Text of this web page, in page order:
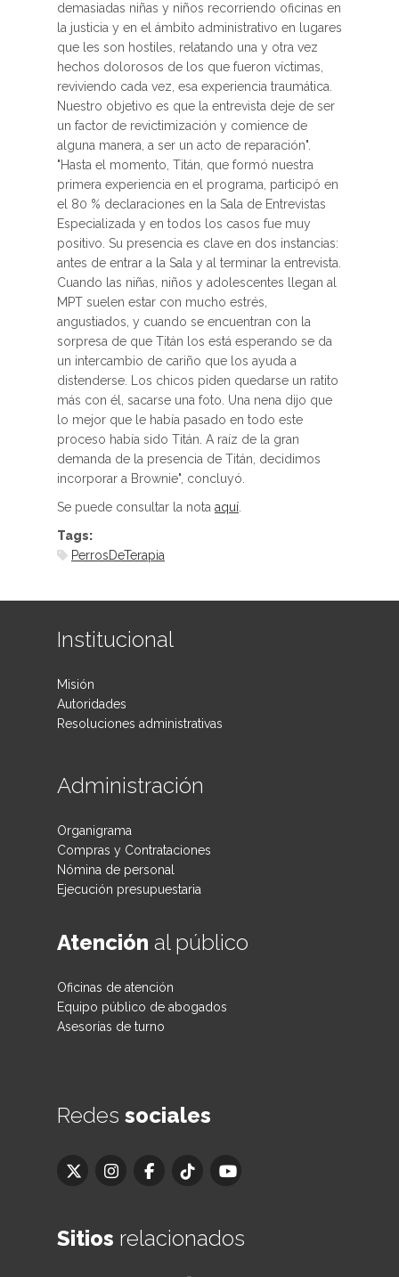
demasiadas niñas y niños recorriendo oficinas en
la justicia y en el ámbito administrativo en lugares
que les son hostiles, relatando una y otra vez
hechos dolorosos de los que fueron víctimas,
reviviendo cada vez, esa experiencia traumática.
Nuestro objetivo es que la entrevista deje de ser
un factor de revictimización y comience de
alguna manera, a ser un acto de reparación".
"Hasta el momento, Titán, que formó nuestra
primera experiencia en el programa, participó en
el 80 % declaraciones en la Sala de Entrevistas
Especializada y en todos los casos fue muy
positivo. Su presencia es clave en dos instancias:
antes de entrar a la Sala y al terminar la entrevista.
Cuando las niñas, niños y adolescentes llegan al
MPT suelen estar con mucho estrés,
angustiados, y cuando se encuentran con la
sorpresa de que Titán los está esperando se da
un intercambio de cariño que los ayuda a
distenderse. Los chicos piden quedarse un ratito
más con él, sacarse una foto. Una nena dijo que
lo mejor que le había pasado en todo este
proceso había sido Titán. A raíz de la gran
demanda de la presencia de Titán, decidimos
incorporar a Brownie", concluyó.
Se puede consultar la nota aquí
Tags:
PerrosDeTerapia
Institucional
Misión
Autoridades
Resoluciones administrativas
Administración
Organigrama
Compras y Contrataciones
Nómina de personal
Ejecución presupuestaria
Atención al público
Oficinas de atención
Equipo público de abogados
Asesorías de turno
Redes sociales
Sitios relacionados